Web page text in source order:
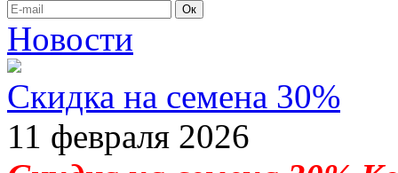
Ок
Новости
Скидка на семена 30%
11 февраля 2026